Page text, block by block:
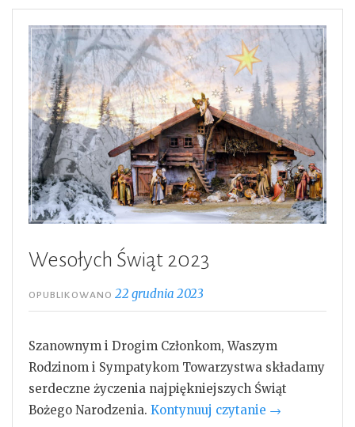
Wesołych Świąt 2023
OPUBLIKOWANO22 grudnia 2023
Szanownym i Drogim Członkom, Waszym
Rodzinom i Sympatykom Towarzystwa składamy
serdeczne życzenia najpiękniejszych Świąt
Bożego Narodzenia. Kontynuuj czytanie „Wesołych
→